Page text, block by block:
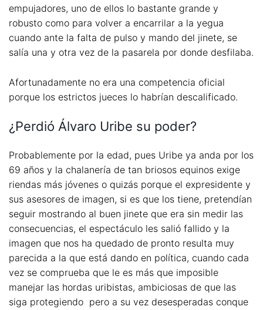
empujadores, uno de ellos lo bastante grande y
robusto como para volver a encarrilar a la yegua
cuando ante la falta de pulso y mando del jinete, se
salía una y otra vez de la pasarela por donde desfilaba.
Afortunadamente no era una competencia oficial
porque los estrictos jueces lo habrían descalificado.
¿Perdió Álvaro Uribe su poder?
Probablemente por la edad, pues Uribe ya anda por los
69 años y la chalanería de tan briosos equinos exige
riendas más jóvenes o quizás porque el expresidente y
sus asesores de imagen, si es que los tiene, pretendían
seguir mostrando al buen jinete que era sin medir las
consecuencias, el espectáculo les salió fallido y la
imagen que nos ha quedado de pronto resulta muy
parecida a la que está dando en política, cuando cada
vez se comprueba que le es más que imposible
manejar las hordas uribistas, ambiciosas de que las
siga protegiendo pero a su vez desesperadas conque